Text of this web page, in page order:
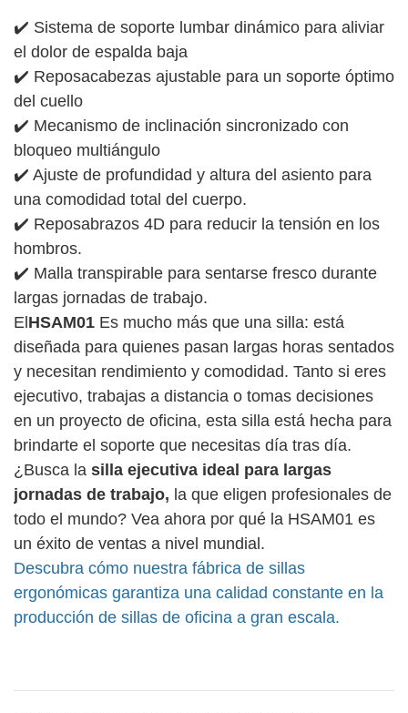
✔️ Sistema de soporte lumbar dinámico para aliviar
el dolor de espalda baja
✔️ Reposacabezas ajustable para un soporte óptimo
del cuello
✔️ Mecanismo de inclinación sincronizado con
bloqueo multiángulo
✔️ Ajuste de profundidad y altura del asiento para
una comodidad total del cuerpo.
✔️ Reposabrazos 4D para reducir la tensión en los
hombros.
✔️ Malla transpirable para sentarse fresco durante
largas jornadas de trabajo.
El HSAM01 Es mucho más que una silla: está
diseñada para quienes pasan largas horas sentados
y necesitan rendimiento y comodidad. Tanto si eres
ejecutivo, trabajas a distancia o tomas decisiones
en un proyecto de oficina, esta silla está hecha para
brindarte el soporte que necesitas día tras día.
¿Busca la silla ejecutiva ideal para largas
jornadas de trabajo, la que eligen profesionales de
todo el mundo? Vea ahora por qué la HSAM01 es
un éxito de ventas a nivel mundial.
Descubra cómo nuestra fábrica de sillas
ergonómicas garantiza una calidad constante en la
producción de sillas de oficina a gran escala.